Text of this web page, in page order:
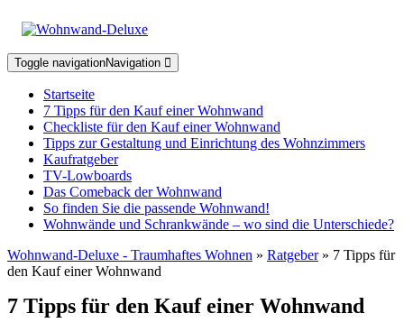
Toggle navigationNavigation
Startseite
7 Tipps für den Kauf einer Wohnwand
Checkliste für den Kauf einer Wohnwand
Tipps zur Gestaltung und Einrichtung des Wohnzimmers
Kaufratgeber
TV-Lowboards
Das Comeback der Wohnwand
So finden Sie die passende Wohnwand!
Wohnwände und Schrankwände – wo sind die Unterschiede?
Wohnwand-Deluxe - Traumhaftes Wohnen » Ratgeber» 7 Tipps für
den Kauf einer Wohnwand
7 Tipps für den Kauf einer Wohnwand